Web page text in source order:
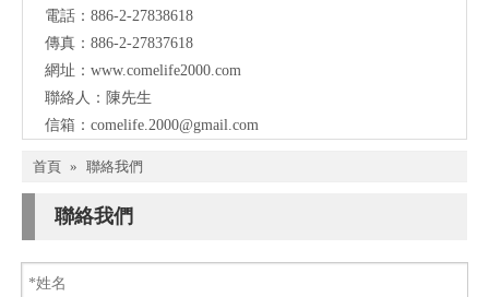
電話：886-2-27838618
傳真：886-2-27837618
網址： www.comelife2000.com
聯絡人：陳先生
信箱： comelife.2000@gmail.com
首頁 » 聯絡我們
聯絡我們